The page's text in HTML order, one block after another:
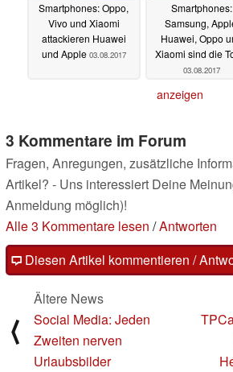
Smartphones: Oppo,
Vivo und Xiaomi
attackieren Huawei
und Apple 03.08.2017
Smartphones:
Samsung,
Huawei, Oppo
Xiaomi sind die
03.08.2017
anzeigen
3 Kommentare im Forum
Fragen, Anregungen, zusätzliche
Artikel? - Uns interessiert Deine
Anmeldung möglich)!
Alle 3 Kommentare lesen /Antworten
Diesen Artikel kommentieren /
⟨
Ältere News
Social Media: Jeden
Zweiten nerven
Urlaubsbilder